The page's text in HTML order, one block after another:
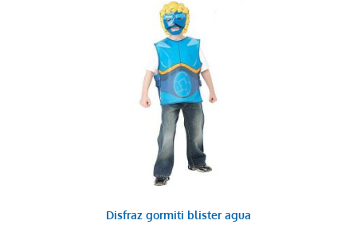
Disfraz gormiti blister agua